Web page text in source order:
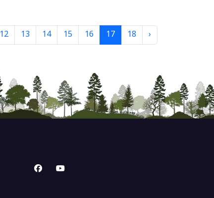
12 13 14 15 16 17 18 ›